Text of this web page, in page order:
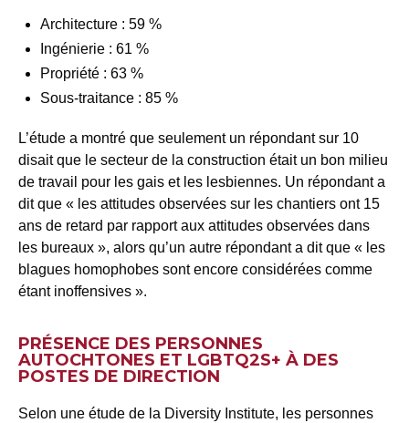
Architecture : 59 %
Ingénierie : 61 %
Propriété : 63 %
Sous-traitance : 85 %
L’étude a montré que seulement un répondant sur 10
disait que le secteur de la construction était un bon milieu
de travail pour les gais et les lesbiennes. Un répondant a
dit que « les attitudes observées sur les chantiers ont 15
ans de retard par rapport aux attitudes observées dans
les bureaux », alors qu’un autre répondant a dit que « les
blagues homophobes sont encore considérées comme
étant inoffensives ».
PRÉSENCE DES PERSONNES
AUTOCHTONES ET LGBTQ2S+ À DES
POSTES DE DIRECTION
Selon une étude de la Diversity Institute, les personnes